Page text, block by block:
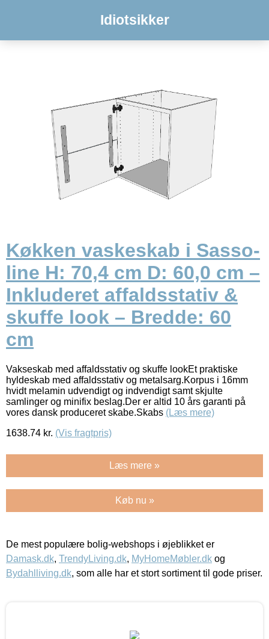
Idiotsikker
Køkken vaskeskab i Sasso-
line H: 70,4 cm D: 60,0 cm –
Inkluderet affaldsstativ &
skuffe look – Bredde: 60
cm
Vakseskab med affaldsstativ og skuffe lookEt praktiske
hyldeskab med affaldsstativ og metalsarg.Korpus i 16mm
hvidt melamin udvendigt og indvendigt samt skjulte
samlinger og minifix beslag.Der er altid 10 års garanti på
vores dansk produceret skabe.Skabs (Læs mere)
1638.74 kr. (Vis fragtpris)
Læs mere »
Køb nu »
De mest populære bolig-webshops i øjeblikket er
Damask.dk, TrendyLiving.dk, MyHomeMøbler.dk og
Bydahlliving.dk, som alle har et stort sortiment til gode priser.